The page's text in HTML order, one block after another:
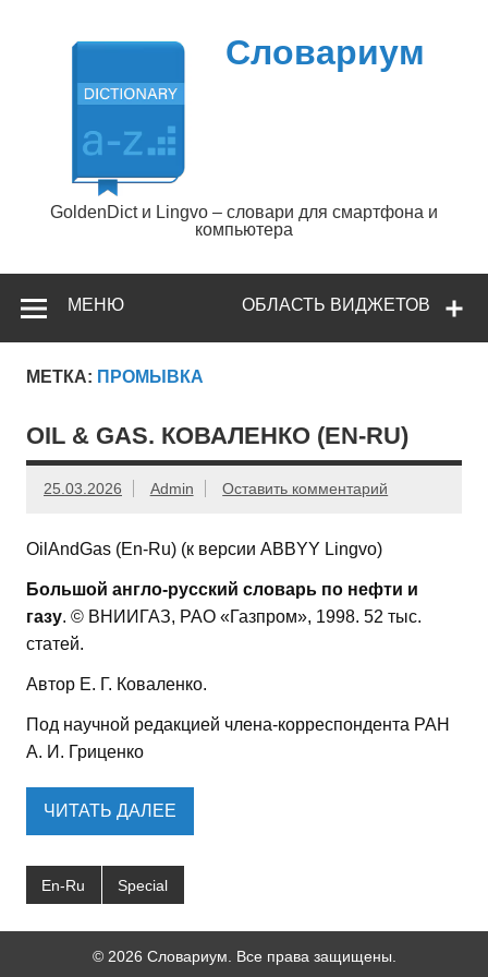
содержимому
Словариум
GoldenDict и Lingvo – словари для смартфона и
компьютера
ОБЛАСТЬ ВИДЖЕТОВ
МЕНЮ
МЕТКА: ПРОМЫВКА
OIL & GAS. КОВАЛЕНКО (EN-RU)
25.03.2026 Admin Оставить комментарий
OilAndGas (En-Ru) (к версии ABBYY Lingvo)
Большой англо-русский словарь по нефти и
газу. © ВНИИГАЗ, РАО «Газпром», 1998. 52 тыс.
статей.
Автор Е. Г. Коваленко.
Под научной редакцией члена-корреспондента РАН
А. И. Гриценко
ЧИТАТЬ ДАЛЕЕ
En-Ru Special
© 2026 Словариум. Все права защищены.